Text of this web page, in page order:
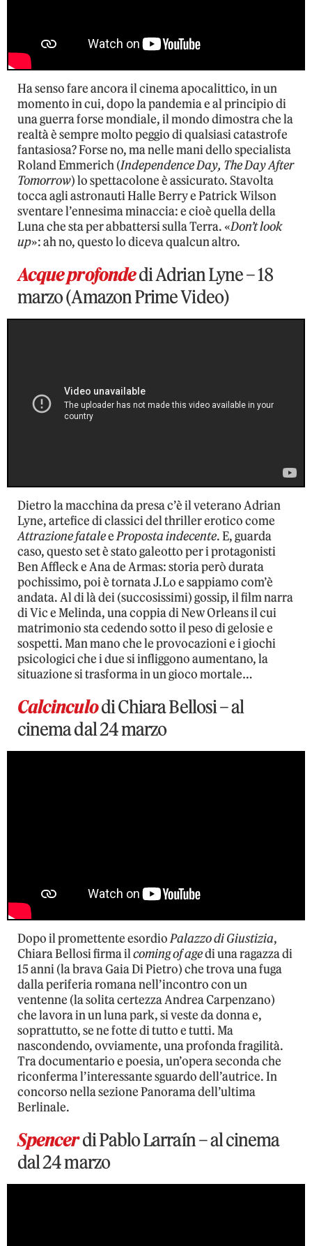
Ha senso fare ancora il cinema apocalittico, in un
momento in cui, dopo la pandemia e al principio di
una guerra forse mondiale, il mondo dimostra che la
realtà è sempre molto peggio di qualsiasi catastrofe
fantasiosa? Forse no, ma nelle mani dello specialista
Roland Emmerich (Independence Day, The Day After
Tomorrow) lo spettacolone è assicurato. Stavolta
tocca agli astronauti Halle Berry e Patrick Wilson
sventare l’ennesima minaccia: e cioè quella della
Luna che sta per abbattersi sulla Terra. «Don’t look
up»: ah no, questo lo diceva qualcun altro.
Acque profondedi Adrian Lyne – 18
marzo (Amazon Prime Video)
Dietro la macchina da presa c’è il veterano Adrian
Lyne, artefice di classici del thriller erotico come
Attrazione fataleeProposta indecente. E, guarda
caso, questo set è stato galeotto per i protagonisti
Ben Affleck e Ana de Armas: storia però durata
pochissimo, poi è tornata J.Lo e sappiamo com’è
andata. Al di là dei (succosissimi) gossip, il film narra
di Vic e Melinda, una coppia di New Orleans il cui
matrimonio sta cedendo sotto il peso di gelosie e
sospetti. Man mano che le provocazioni e i giochi
psicologici che i due si infliggono aumentano, la
situazione si trasforma in un gioco mortale…
Calcinculodi Chiara Bellosi – al
cinema dal 24 marzo
Dopo il promettente esordioPalazzo di Giustizia,
Chiara Bellosi firma ilcoming of agedi una ragazza di
15 anni (la brava Gaia Di Pietro) che trova una fuga
dalla periferia romana nell’incontro con un
ventenne (la solita certezza Andrea Carpenzano)
che lavora in un luna park, si veste da donna e,
soprattutto, se ne fotte di tutto e tutti. Ma
nascondendo, ovviamente, una profonda fragilità.
Tra documentario e poesia, un’opera seconda che
riconferma l’interessante sguardo dell’autrice. In
concorso nella sezione Panorama dell’ultima
Berlinale.
Spencerdi Pablo Larraín – al cinema
dal 24 marzo